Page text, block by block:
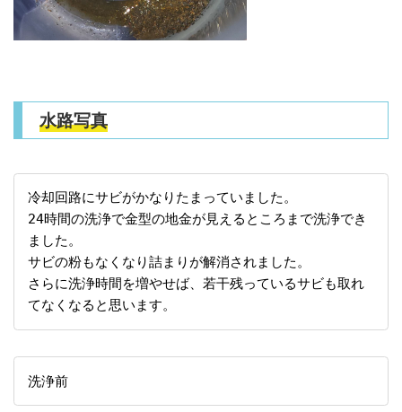
水路写真
冷却回路にサビがかなりたまっていました。
24時間の洗浄で金型の地金が見えるところまで洗浄でき
ました。
サビの粉もなくなり詰まりが解消されました。
さらに洗浄時間を増やせば、若干残っているサビも取れ
てなくなると思います。
洗浄前